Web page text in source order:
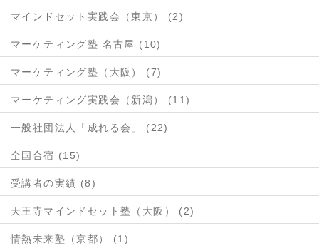
マインドセット実践会（東京） (2)
マーケティング塾 名古屋 (10)
マーケティング塾（大阪） (7)
マーケティング実践会（新潟） (11)
一般社団法人「成れる会」 (22)
全国合宿 (15)
受講者の実績 (8)
天王寺マインドセット塾（大阪） (2)
情熱未来塾（京都） (1)